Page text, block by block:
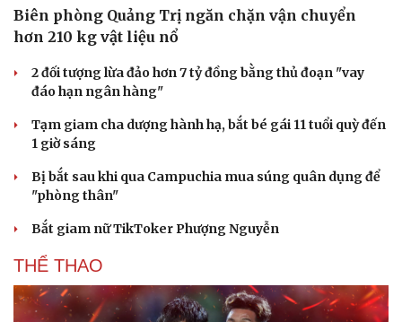
Biên phòng Quảng Trị ngăn chặn vận chuyển
hơn 210 kg vật liệu nổ
2 đối tượng lừa đảo hơn 7 tỷ đồng bằng thủ đoạn "vay
đáo hạn ngân hàng"
Tạm giam cha dượng hành hạ, bắt bé gái 11 tuổi quỳ đến
1 giờ sáng
Bị bắt sau khi qua Campuchia mua súng quân dụng để
"phòng thân"
Bắt giam nữ TikToker Phượng Nguyễn
THỂ THAO